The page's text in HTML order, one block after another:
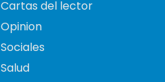
Cartas del lector
Opinion
Sociales
Salud